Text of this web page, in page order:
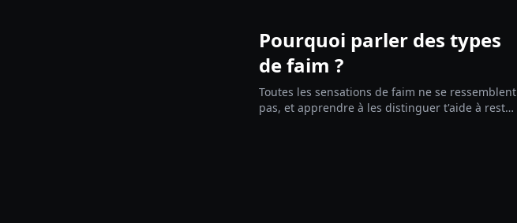
Pourquoi parler des types
de faim ?
Toutes les sensations de faim ne se ressemblent
pas, et apprendre à les distinguer t'aide à rester